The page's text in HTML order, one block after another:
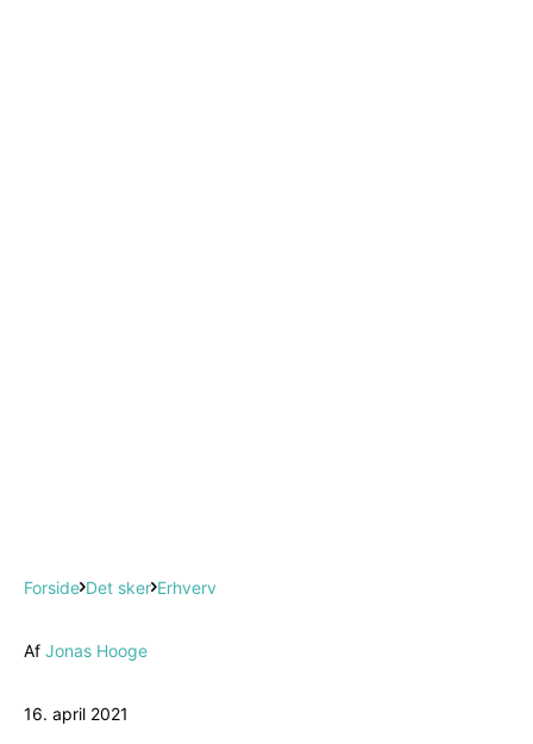
Forside Det sker Erhverv
Af Jonas Hooge
16. april 2021